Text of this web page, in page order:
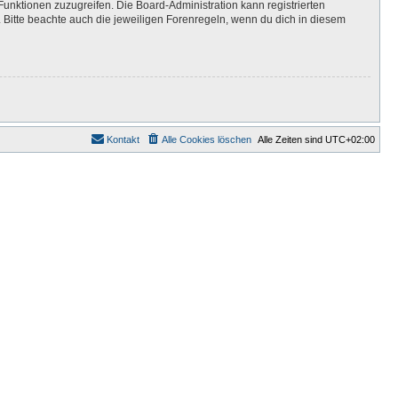
zuzugreifen. Die Board-Administration kann registrierten
beachte auch die jeweiligen Forenregeln, wenn du dich in diesem
Alle Zeiten sind UTC+02:00
Alle Cookies löschen
Kontakt